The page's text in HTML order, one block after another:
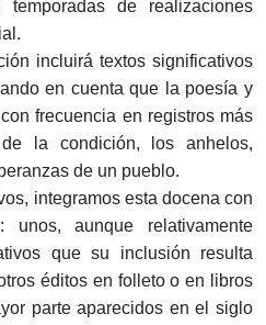
de realizaciones
incluirá textos significativos
en cuenta que la poesía y
frecuencia en registros más
de la condición, los anhelos,
de un pueblo.
integramos esta docena con
unos, aunque relativamente
que su inclusión resulta
éditos en folleto o en libros
parte aparecidos en el siglo